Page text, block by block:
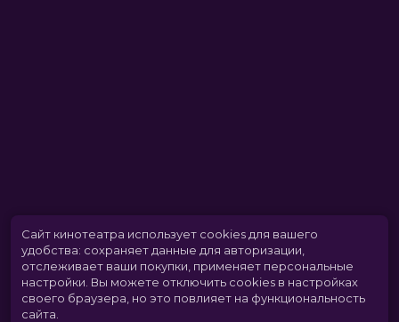
Сайт кинотеатра использует cookies для вашего
удобства: сохраняет данные для авторизации,
отслеживает ваши покупки, применяет персональные
настройки. Вы можете отключить cookies в настройках
своего браузера, но это повлияет на функциональность
сайта.